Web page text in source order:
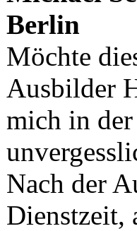
Berlin
Möchte
Ausbilder
mich in
Nach der
Dienstzeit,